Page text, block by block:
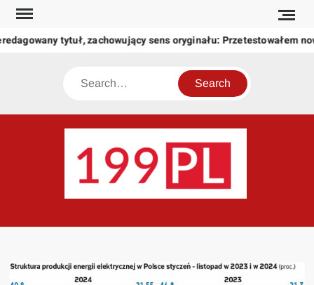
Skip
content
tytuł, zachowujący sens oryginału: Przetestowałem
Search
świat